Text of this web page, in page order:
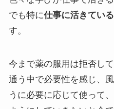
でも特に仕事に活きてい
す。
今まで薬の服用は拒否し
通う中で必要性を感じ、
うに必要に応じて使って